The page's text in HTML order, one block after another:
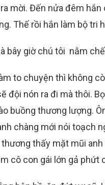
mời. Đến nửa đêm
Thế rồi hắn làm bộ tri
bây giờ chú tôi nằm
to chuyện thì không
đội nón ra đi mà thôi.
buồng thương lượng.
chàng mới nói toạch
thấy mặt mũi
cô con gái lớn gả phứt